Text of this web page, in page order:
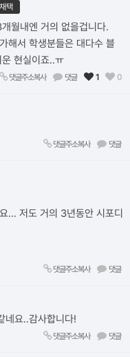
채택
월내엔 거의 없을겁니다.
해서 학생분들은 대다수 블
현실이죠..ㅠ
댓글주소복사 댓글 1 0
댓글주소복사 댓글
... 저도 거의 3년동안 시포디
댓글주소복사 댓글
네요..감사합니다!
댓글주소복사 댓글